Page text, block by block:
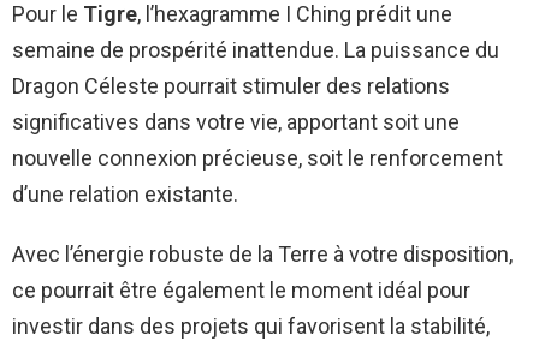
Pour le Tigre, l’hexagramme I Ching prédit une
semaine de prospérité inattendue. La puissance du
Dragon Céleste pourrait stimuler des relations
significatives dans votre vie, apportant soit une
nouvelle connexion précieuse, soit le renforcement
d’une relation existante.
Avec l’énergie robuste de la Terre à votre disposition,
ce pourrait être également le moment idéal pour
investir dans des projets qui favorisent la stabilité,